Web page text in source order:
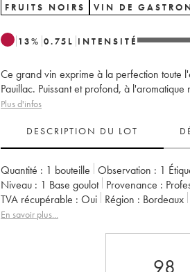
FRUITS NOIRS VIN DE
13% 0.75 L INTENSITÉ
Ce grand vin exprime à la perfection toute
Pauillac. Puissant et profond, à
Plus d'infos
DESCRIPTION DU LOT
Quantité : 1 bouteille Observation : 1
Niveau : 1 Base goulot Provenance :
TVA récupérable :
oui Région : Bordeaux
Classement :
En savoir plus...
98